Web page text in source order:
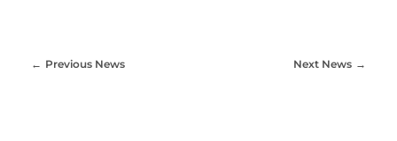
Previous News Next News